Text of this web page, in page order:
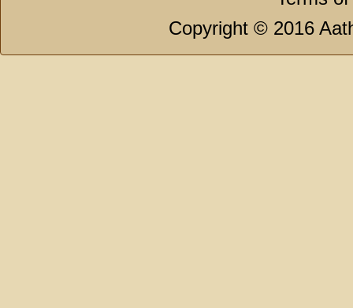
Copyright © 2016